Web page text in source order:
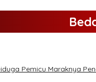
Pemicu Maraknya